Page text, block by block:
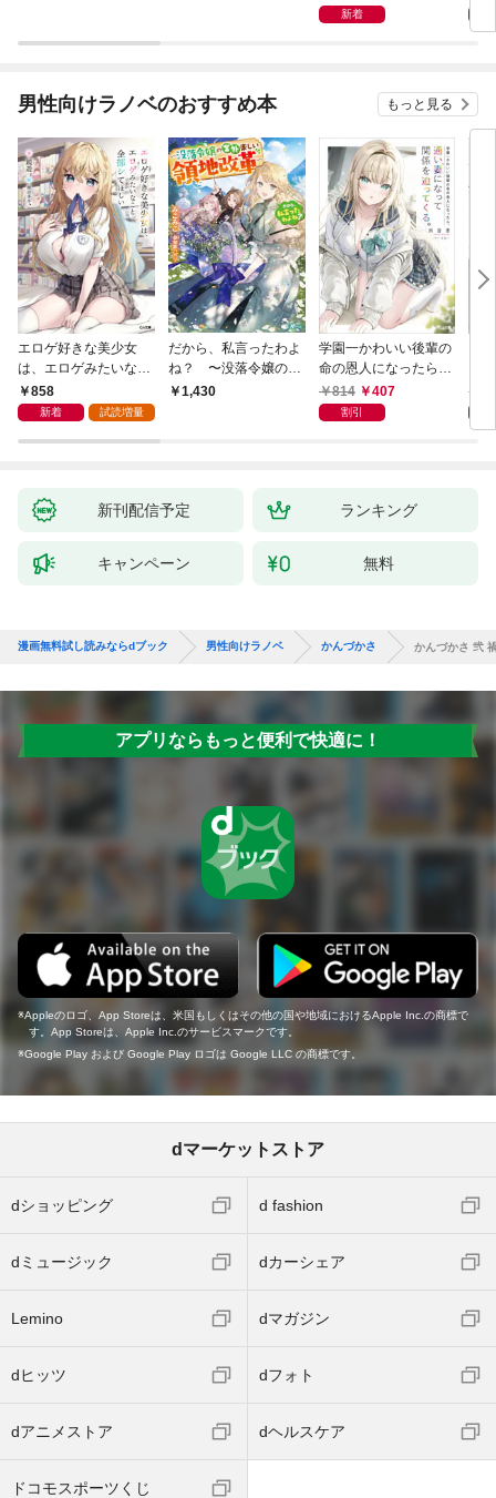
ほど愛されています１
新着
伯
１
男性向けラノベのおすすめ本 もっと見る
エロゲ好きな美少女
は、エロゲみたいなこ
と全部シてほしい【電
子ＳＳ特典付き】
858
新着 試読増量
だから、私言ったわよ
ね？ 〜没落令嬢の案
外楽しい領地改革〜
1,430
学園一かわいい後輩の
命の恩人になったら、
通い妻になって関係を
迫ってくる。
814 407
割引
新刊配信予定 ランキング
キャンペーン 無料
漫画無料試し読みならdブック 男性向けラノベ かんづかさ かんづかさ 弐
アプリならもっと便利で快適に！
Appleのロゴ、App Storeは、米国もしくはその他の国や地域におけるApple Inc.の商標で
す。App Storeは、Apple Inc.のサービスマークです。
Google Play および Google Play ロゴは Google LLC の商標です。
dマーケットストア
dショッピング d fashion
dミュージック dカーシェア
Lemino dマガジン
dヒッツ dフォト
dアニメストア dヘルスケア
ドコモスポーツくじ